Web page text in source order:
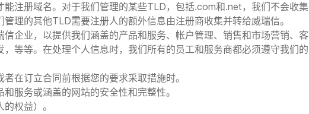
能注册域名。对于我们管理的某些TLD，包括.com和.net，我们不会收集
理的其他TLD需要注册人的额外信息由注册商收集并转给威瑞信。
企业，以提供我们涵盖的产品和服务、帐户管理、销售和市场营销、客
等等。在处理个人信息时，我们所有的员工和服务商都必须遵守我们的
在订立合同前根据您的要求采取措施时。
服务或涵盖的网站的安全性和完整性。
权益）。